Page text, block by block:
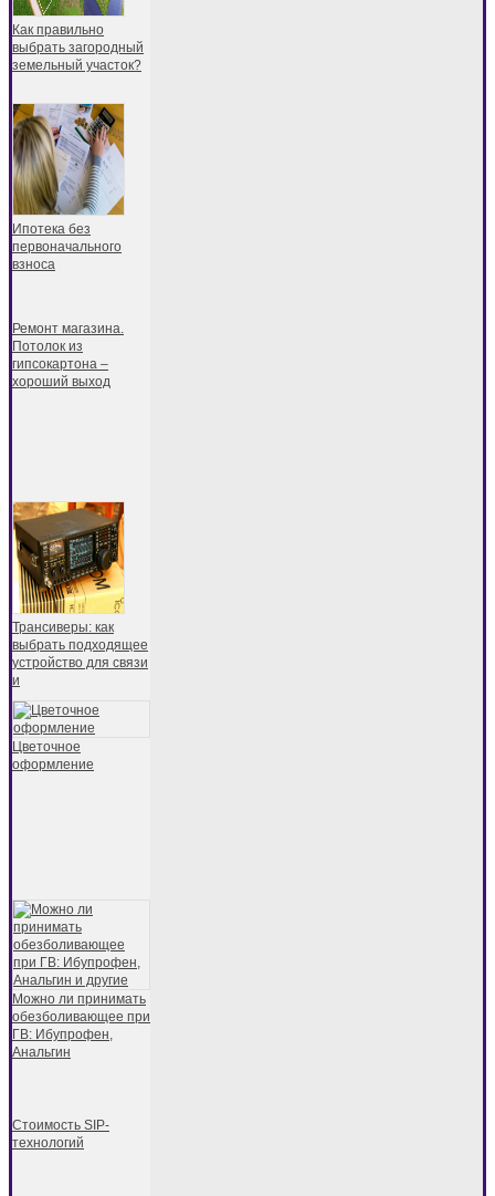
Как правильно
выбрать загородный
земельный участок?
Ипотека без
первоначального
взноса
Ремонт магазина.
Потолок из
гипсокартона –
хороший выход
Трансиверы: как
выбрать подходящее
устройство для связи
и
Цветочное
оформление
Можно ли принимать
обезболивающее при
ГВ: Ибупрофен,
Анальгин
Стоимость SIP-
технологий